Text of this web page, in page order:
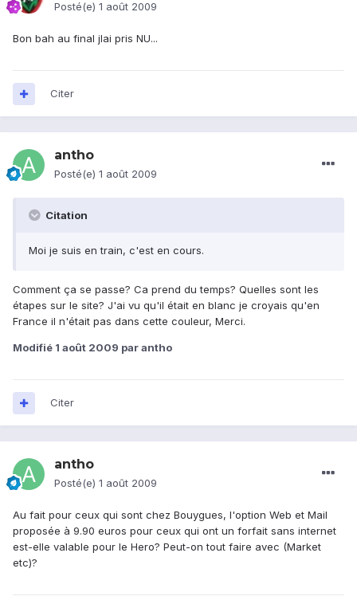
Posté(e) 1 août 2009
Bon bah au final jlai pris NU...
Citer
antho
Posté(e) 1 août 2009
Citation
Moi je suis en train, c'est en cours.
Comment ça se passe? Ca prend du temps? Quelles sont les
étapes sur le site? J'ai vu qu'il était en blanc je croyais qu'en
France il n'était pas dans cette couleur, Merci.
Modifié 1 août 2009 par antho
Citer
antho
Posté(e) 1 août 2009
Au fait pour ceux qui sont chez Bouygues, l'option Web et Mail
proposée à 9.90 euros pour ceux qui ont un forfait sans internet
est-elle valable pour le Hero? Peut-on tout faire avec (Market
etc)?